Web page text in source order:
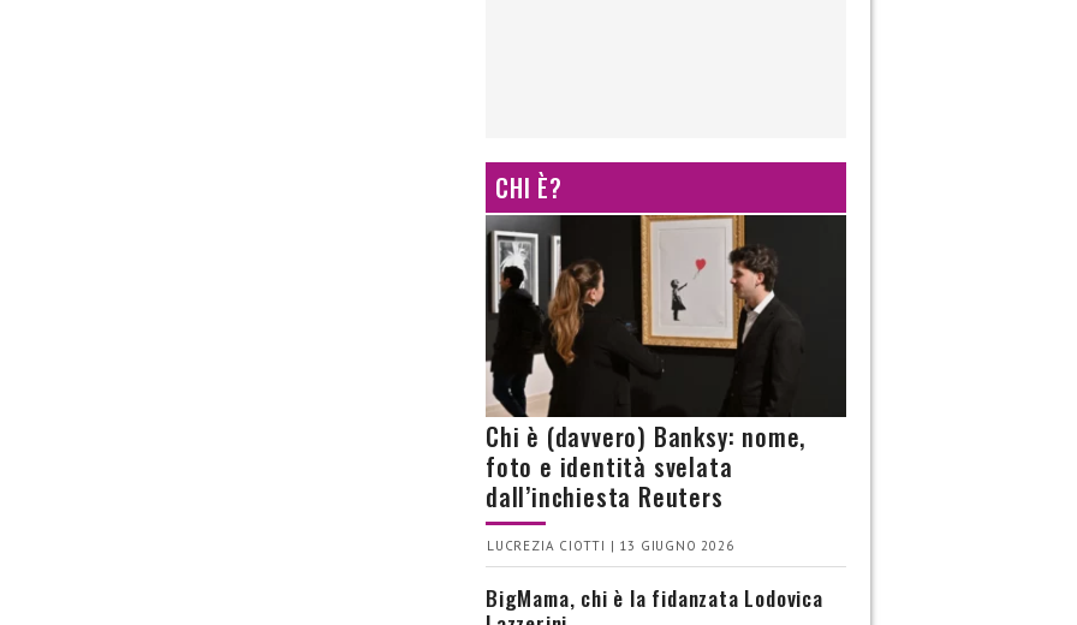
CHI È?
Chi è (davvero) Banksy: nome,
foto e identità svelata
dall’inchiesta Reuters
LUCREZIA CIOTTI | 13 GIUGNO 2026
BigMama, chi è la fidanzata Lodovica